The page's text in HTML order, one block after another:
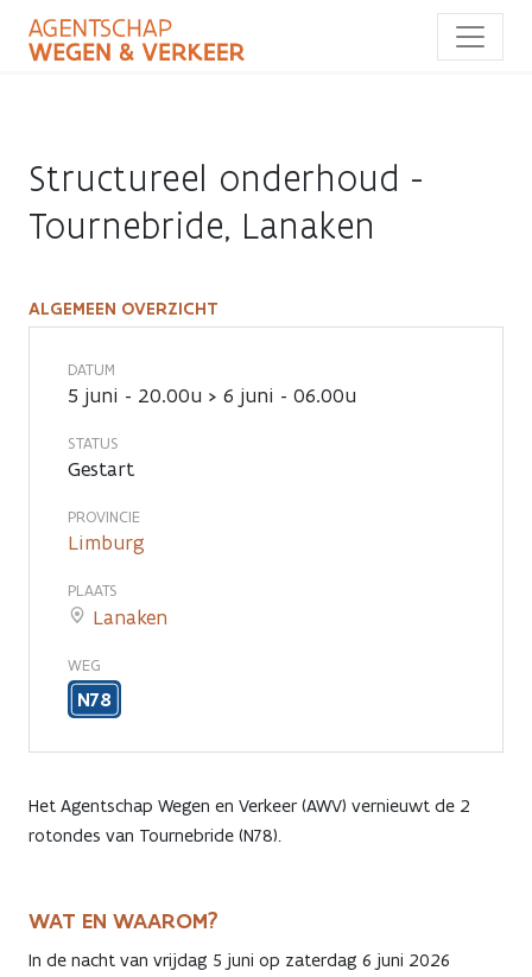
naar
Structureel onderhoud -
Tournebride, Lanaken
Structureel
onderhoud
Tournebride,
Lanaken
ALGEMEEN OVERZICHT
DATUM
5 juni - 20.00u > 6 juni - 06.00u
STATUS
Gestart
PROVINCIE
Limburg
PLAATS
Lanaken
WEG
N78
Het Agentschap Wegen en Verkeer (AWV) vernieuwt de 2
rotondes van Tournebride (N78).
WAT EN WAAROM?
In de nacht van vrijdag 5 juni op zaterdag 6 juni 2026